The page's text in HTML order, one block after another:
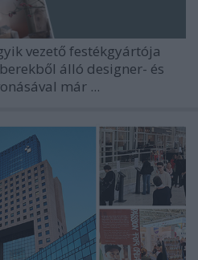
vezető festékgyártója
álló designer- és
már ...